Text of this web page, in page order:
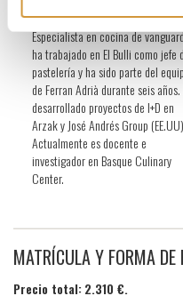
Luis Arrufat
Especialista en cocina de
ha trabajado en El Bulli como jefe
pastelería y ha sido parte del
de Ferran Adrià durante seis años.
desarrollado proyectos de I+D en
Arzak y José Andrés Group
Actualmente es docente e
investigador en Basque Culinary
Center.
MATRÍCULA Y FORMA DE
Precio total: 2.310 €.